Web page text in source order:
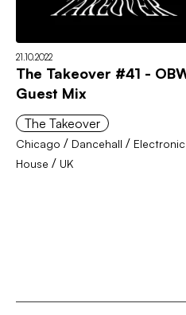
21.10.2022
The Takeover #41 -
Guest Mix
The Takeover
Chicago / Dancehall / Electronic
House / UK